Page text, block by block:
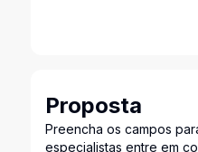
Proposta
Preencha os campos
especialistas entre em